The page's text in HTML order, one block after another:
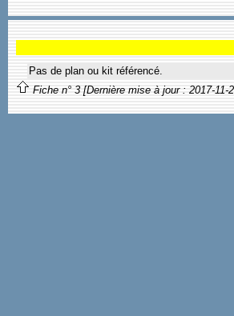
Pas de plan ou kit référencé.
Fiche n° 3 [Dernière mise à jour : 2017-11-